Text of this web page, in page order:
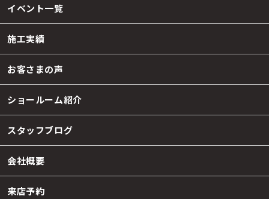
イベント一覧
施工実績
お客さまの声
ショールーム紹介
スタッフブログ
会社概要
来店予約